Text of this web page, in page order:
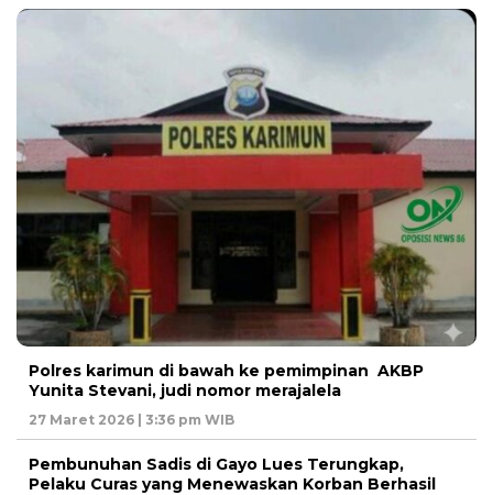
Polres karimun di bawah ke pemimpinan AKBP
Yunita Stevani, judi nomor merajalela
27 Maret 2026 | 3:36 pm WIB
Pembunuhan Sadis di Gayo Lues Terungkap,
Pelaku Curas yang Menewaskan Korban Berhasil